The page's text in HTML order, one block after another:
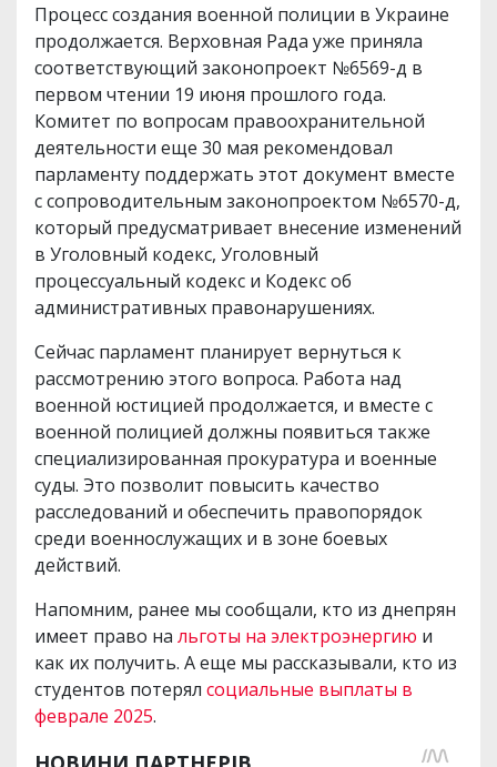
Процесс создания военной полиции в Украине
продолжается. Верховная Рада уже приняла
соответствующий законопроект №6569-д в
первом чтении 19 июня прошлого года.
Комитет по вопросам правоохранительной
деятельности еще 30 мая рекомендовал
парламенту поддержать этот документ вместе
с сопроводительным законопроектом №6570-д,
который предусматривает внесение изменений
в Уголовный кодекс, Уголовный
процессуальный кодекс и Кодекс об
административных правонарушениях.
Сейчас парламент планирует вернуться к
рассмотрению этого вопроса. Работа над
военной юстицией продолжается, и вместе с
военной полицией должны появиться также
специализированная прокуратура и военные
суды. Это позволит повысить качество
расследований и обеспечить правопорядок
среди военнослужащих и в зоне боевых
действий.
Напомним, ранее мы сообщали, кто из днепрян
имеет право на льготы на электроэнергию и
как их получить. А еще мы рассказывали, кто из
студентов потерял социальные выплаты в
феврале 2025.